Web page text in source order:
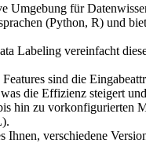
Umgebung für
(Python, R) und
Labeling vereinfacht
sind die
die Effizienz steigert
hin zu vorkonfigurierten
verschiedene